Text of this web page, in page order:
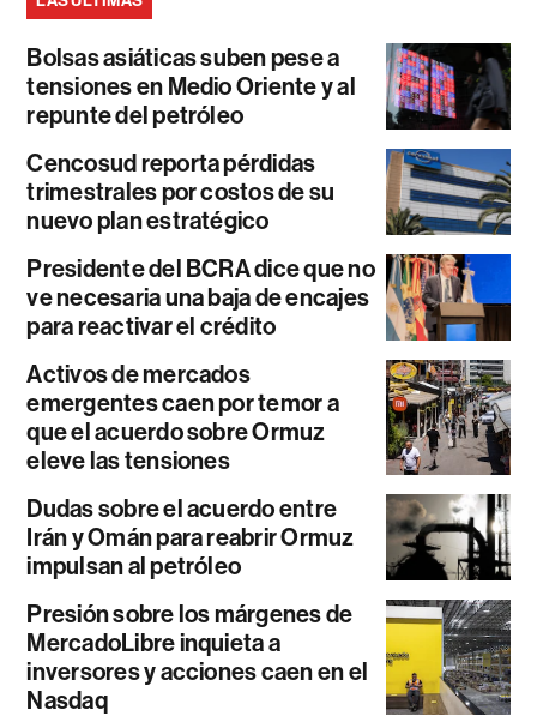
Bolsas asiáticas suben pese a
tensiones en Medio Oriente y al
repunte del petróleo
Cencosud reporta pérdidas
trimestrales por costos de su
nuevo plan estratégico
Presidente del BCRA dice que no
ve necesaria una baja de encajes
para reactivar el crédito
Activos de mercados
emergentes caen por temor a
que el acuerdo sobre Ormuz
eleve las tensiones
Dudas sobre el acuerdo entre
Irán y Omán para reabrir Ormuz
impulsan al petróleo
Presión sobre los márgenes de
MercadoLibre inquieta a
inversores y acciones caen en el
Nasdaq